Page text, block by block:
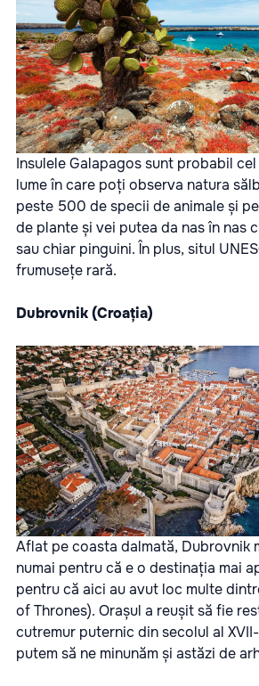
Insulele Galapagos sunt probabil
lume în care poți observa natura
peste 500 de specii de animale și
de plante și vei putea da nas în nas
sau chiar pinguini. În plus, situl
frumusețe rară.
Dubrovnik (Croația)
Aflat pe coasta dalmată, Dubrovnik
numai pentru că e o destinația mai
pentru că aici au avut loc multe
of Thrones). Orașul a reușit să fie
cutremur puternic din secolul al
putem să ne minunăm și astăzi de